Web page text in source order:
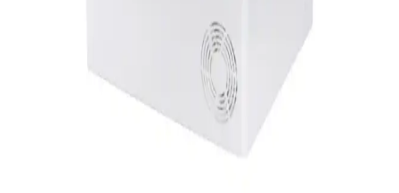
Hoover NDPEH10A2TCBEXSS: Yüksek Kapasiteli
ve Akıllı Kurutma Makinesi Özellikleri
Hoover NDPEH10A2TCBEXSS, 10 kg kapasite ve enerji
tasarruflu ısı pompası teknolojisiyle, akıllı kontrol ve özel programlar
sunan modern kurutma makinesi. Evde pratiklik ve verimlilik sağlar.
Hoover HLE C10DG-17 Enerji Tasarruflu ve Akıllı